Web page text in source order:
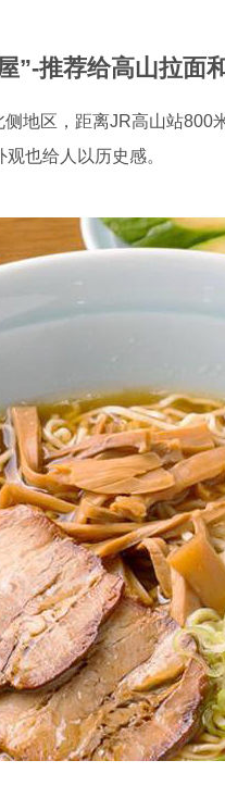
”-推荐给高山拉面
地区，距离JR高山站800
也给人以历史感。